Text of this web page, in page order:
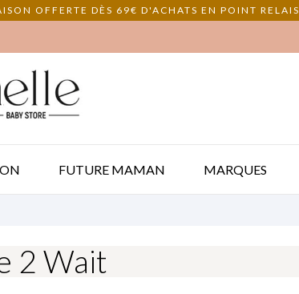
OFFERTE DÈS 69€ D'ACHATS EN POINT RELAIS
FUTURE MAMAN MARQUES
2 Wait